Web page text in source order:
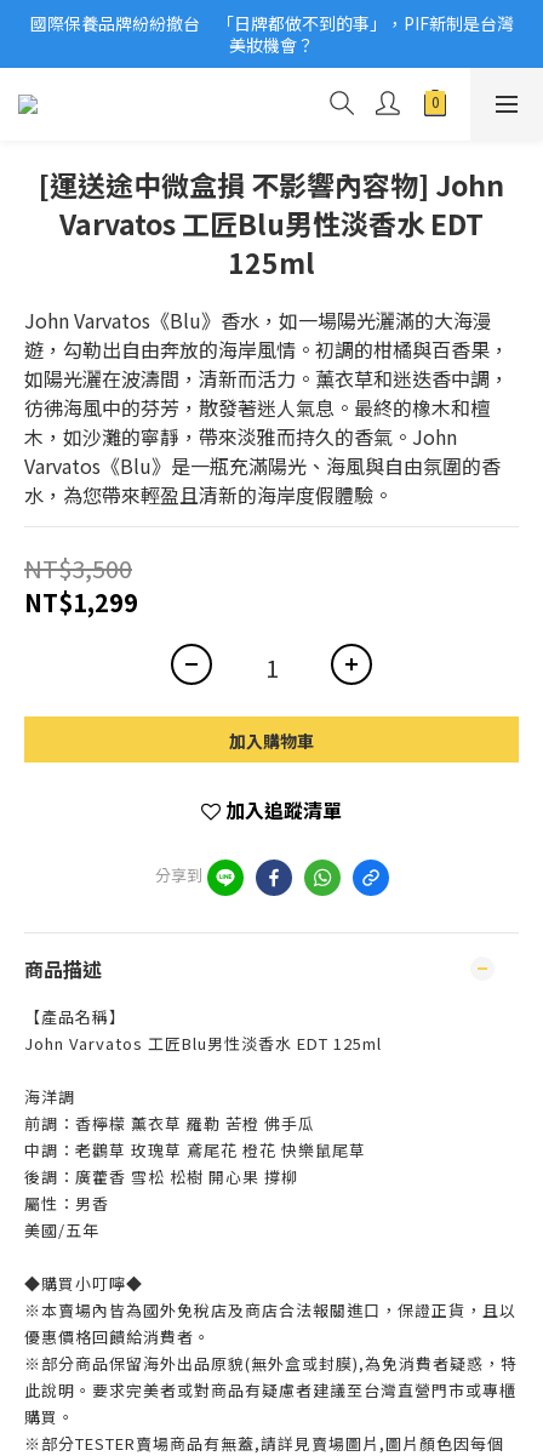
2026美妝小樣、試用品變少？PIF化妝品身分證7月上路！消費者
必懂5觀念
國際保養品牌紛紛撤台　「日牌都做不到的事」，PIF新制是台灣
美妝機會？
2026美妝小樣、試用品變少？PIF化妝品身分證7月上路！消費者
[運送途中微盒損 不影響內容物] John
Varvatos 工匠Blu男性淡香水 EDT
125ml
John Varvatos《Blu》香水，如一場陽光灑滿的大海漫
遊，勾勒出自由奔放的海岸風情。初調的柑橘與百香果，
如陽光灑在波濤間，清新而活力。薰衣草和迷迭香中調，
彷彿海風中的芬芳，散發著迷人氣息。最終的橡木和檀
木，如沙灘的寧靜，帶來淡雅而持久的香氣。John
Varvatos《Blu》是一瓶充滿陽光、海風與自由氛圍的香
水，為您帶來輕盈且清新的海岸度假體驗。
NT$3,500
NT$1,299
加入購物車
加入追蹤清單
分享到
商品描述
【產品名稱】
John Varvatos 工匠Blu男性淡香水 EDT 125ml
海洋調
前調：香檸檬 薰衣草 羅勒 苦橙 佛手瓜
中調：老鸛草 玫瑰草 鳶尾花 橙花 快樂鼠尾草
後調：廣藿香 雪松 松樹 開心果 撐柳
屬性：男香
美國/五年
◆購買小叮嚀◆
※本賣場內皆為國外免稅店及商店合法報關進口，保證正貨，且以
優惠價格回饋給消費者。
※部分商品保留海外出品原貌(無外盒或封膜),為免消費者疑惑，特
此說明。要求完美者或對商品有疑慮者建議至台灣直營門市或專櫃
購買。
※部分TESTER賣場商品有無蓋,請詳見賣場圖片,圖片顏色因每個